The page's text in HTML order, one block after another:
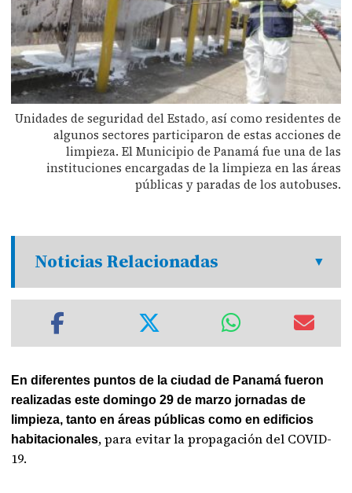
Unidades de seguridad del Estado, así como residentes de
algunos sectores participaron de estas acciones de
limpieza. El Municipio de Panamá fue una de las
instituciones encargadas de la limpieza en las áreas
públicas y paradas de los autobuses.
Noticias Relacionadas
En diferentes puntos de la ciudad de Panamá fueron
realizadas este domingo 29 de marzo jornadas de
limpieza, tanto en áreas públicas como en edificios
habitacionales, para evitar la propagación del COVID-
19.